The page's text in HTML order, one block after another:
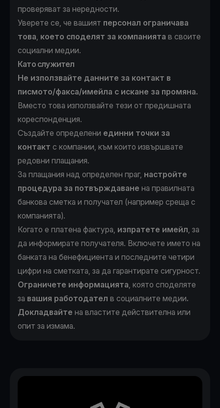
проверяват за нередности.
Уверете се, че вашият персонал ограничава
това, което споделят за компанията в своите
социални медии.
Като служител
Не използвайте данните за контакт в
писмото/факса/имейла с искане за промяна.
Вместо това използвайте тези от предишната
кореспонденция.
Създайте определени единни точки за
контакт с компании, към които извършвате
редовни плащания.
За плащания над определен праг, настройте
процедура за потвърждаване на правилната
банкова сметка и получател (например среща с
компанията).
Когато е платена фактура, изпратете имейл, за
да информирате получателя. Включете името на
банката на бенефициента и последните четири
цифри на сметката, за да гарантирате сигурност.
Ограничете информацията, която споделяте
за вашия работодател в социалните медии.
Докладвайте на властите действителна или
опит за измама.